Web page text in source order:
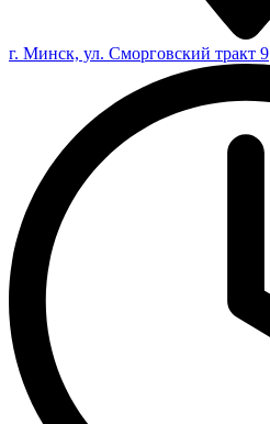
г. Минск, ул. Сморговский тракт 9